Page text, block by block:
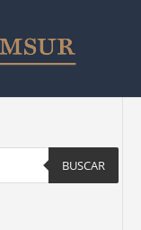
BUSCAR